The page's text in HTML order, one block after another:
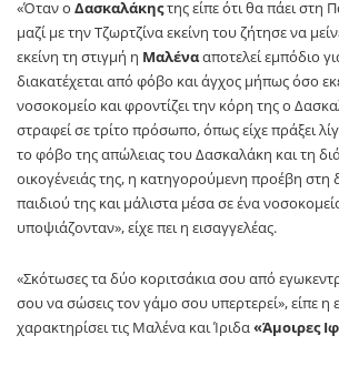
«Όταν ο Δασκαλάκηςτης είπε ότι θα πάει στη
μαζί με την Τζωρτζίνα εκείνη του ζήτησε να
εκείνη τη στιγμή η Μαλένααποτελεί εμπόδιο
διακατέχεται από φόβο και άγχος μήπως όσο
νοσοκομείο και φροντίζει την κόρη της ο
στραφεί σε τρίτο πρόσωπο, όπως είχε πράξει
το φόβο της απώλειας του Δασκαλάκη και τη
οικογένειάς της, η κατηγορούμενη προέβη στη
παιδιού της και μάλιστα μέσα σε ένα
υποψιάζονταν», είχε πει η εισαγγελέας.
«Σκότωσες τα δύο κοριτσάκια σου από
σου να σώσεις τον γάμο σου υπερτερεί», είπε η
χαρακτηρίσει τις Μαλένα και Ίριδα «Άμοιρες